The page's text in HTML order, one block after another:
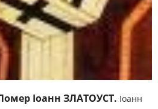
Іоанн ЗЛАТОУСТ. Іоанн